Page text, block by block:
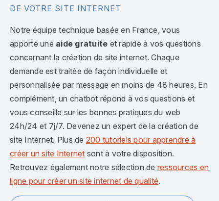
DE VOTRE SITE INTERNET
Notre équipe technique basée en France, vous
apporte une aide gratuite et rapide à vos questions
concernant la création de site internet. Chaque
demande est traitée de façon individuelle et
personnalisée par message en moins de 48 heures. En
complément, un chatbot répond à vos questions et
vous conseille sur les bonnes pratiques du web
24h/24 et 7j/7. Devenez un expert de la création de
site Internet. Plus de 200 tutoriels pour apprendre à
créer un site Internet sont à votre disposition.
Retrouvez également notre sélection de ressources en
ligne pour créer un site internet de qualité.